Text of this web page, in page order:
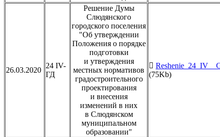
26.03.2020
24 IV-
ГД
Решение Думы
Слюдянского
городского поселения
"Об утверждении
Положения о порядке
подготовки
и утверждения
местных нормативов
градостроительного
проектирования
и внесения
изменений в них
в Слюдянском
муниципальном
образовании"
(75Kb)